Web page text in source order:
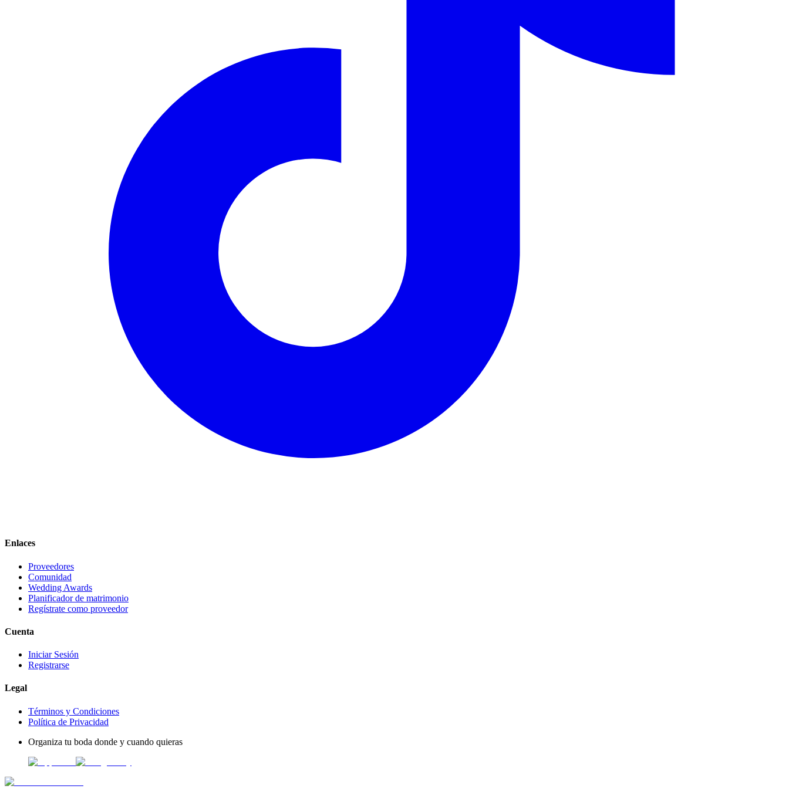
Enlaces
Proveedores
Comunidad
Wedding Awards
Planificador de matrimonio
Regístrate como proveedor
Cuenta
Iniciar Sesión
Registrarse
Legal
Términos y Condiciones
Política de Privacidad
Organiza tu boda donde y cuando quieras